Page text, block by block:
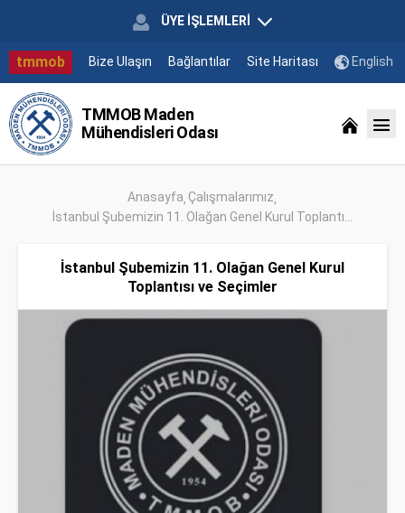
ÜYE İŞLEMLERİ
tmmob Bize Ulaşın Bağlantılar Site Haritası English
TMMOB Maden
Mühendisleri Odası
Anasayfa Çalışmalarımız
İstanbul Şubemizin 11. Olağan Genel Kurul Toplantı...
İstanbul Şubemizin 11. Olağan Genel Kurul
Toplantısı ve Seçimler